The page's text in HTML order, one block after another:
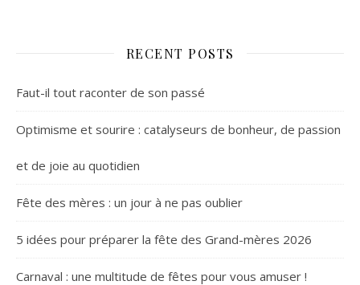
RECENT POSTS
Faut-il tout raconter de son passé
Optimisme et sourire : catalyseurs de bonheur, de passion
et de joie au quotidien
Fête des mères : un jour à ne pas oublier
5 idées pour préparer la fête des Grand-mères 2026
Carnaval : une multitude de fêtes pour vous amuser !